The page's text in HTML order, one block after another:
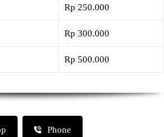
Rp 250.000
Rp 300.000
Rp 500.000
Phone